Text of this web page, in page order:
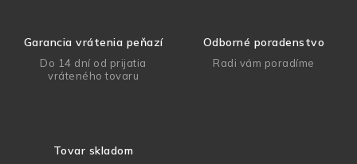
Garancia vrátenia peňazí
Do 14 dní od prijatia
vráteného tovaru
Odborné poradenstvo
Radi vám poradíme
Tovar skladom